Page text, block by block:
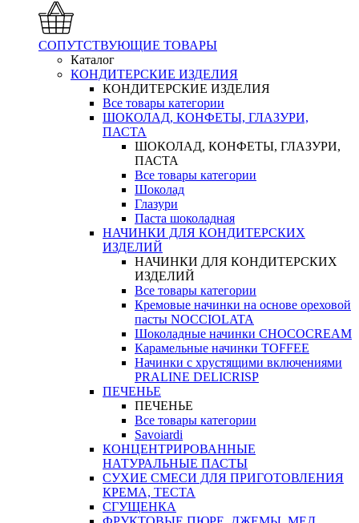
СОПУТСТВУЮЩИЕ ТОВАРЫ
Каталог
КОНДИТЕРСКИЕ ИЗДЕЛИЯ
КОНДИТЕРСКИЕ ИЗДЕЛИЯ
Все товары категории
ШОКОЛАД, КОНФЕТЫ, ГЛАЗУРИ,
ПАСТА
ШОКОЛАД, КОНФЕТЫ, ГЛАЗУРИ,
ПАСТА
Все товары категории
Шоколад
Глазури
Паста шоколадная
НАЧИНКИ ДЛЯ КОНДИТЕРСКИХ
ИЗДЕЛИЙ
НАЧИНКИ ДЛЯ КОНДИТЕРСКИХ
ИЗДЕЛИЙ
Все товары категории
Кремовые начинки на основе ореховой
пасты NOCCIOLATA
Шоколадные начинки CHOCOCREAM
Карамельные начинки TOFFEE
Начинки с хрустящими включениями
PRALINE DELICRISP
ПЕЧЕНЬЕ
ПЕЧЕНЬЕ
Все товары категории
Savoiardi
КОНЦЕНТРИРОВАННЫЕ
НАТУРАЛЬНЫЕ ПАСТЫ
СУХИЕ СМЕСИ ДЛЯ ПРИГОТОВЛЕНИЯ
КРЕМА, ТЕСТА
СГУЩЕНКА